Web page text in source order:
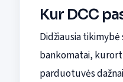
Kur DCC
Didžiausia
bankomatai,
parduotuvės